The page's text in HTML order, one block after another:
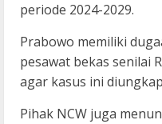
periode 2024-2029.
Prabowo memiliki
pesawat bekas senilai
agar kasus ini
Pihak NCW juga